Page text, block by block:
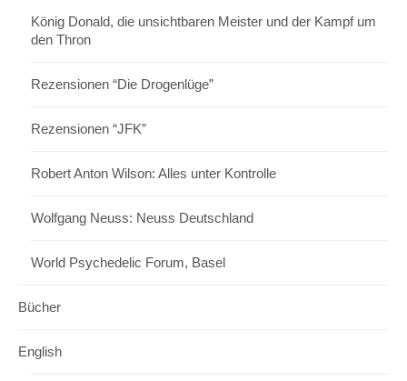
König Donald, die unsichtbaren Meister und der Kampf um
den Thron
Rezensionen “Die Drogenlüge”
Rezensionen “JFK”
Robert Anton Wilson: Alles unter Kontrolle
Wolfgang Neuss: Neuss Deutschland
World Psychedelic Forum, Basel
Bücher
English